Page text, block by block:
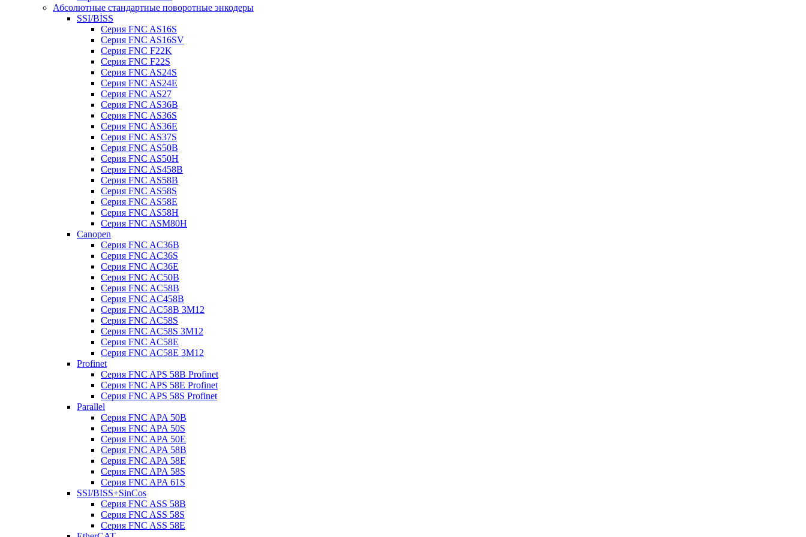
Абсолютные стандартные поворотные энкодеры
SSI/BİSS
Серия FNC AS16S
Серия FNC AS16SV
Серия FNC F22K
Серия FNC F22S
Серия FNC AS24S
Серия FNC AS24E
Серия FNC AS27
Серия FNC AS36B
Серия FNC AS36S
Серия FNC AS36E
Серия FNC AS37S
Серия FNC AS50B
Серия FNC AS50H
Серия FNC AS458B
Серия FNC AS58B
Серия FNC AS58S
Серия FNC AS58E
Серия FNC AS58H
Серия FNC ASM80H
Canopen
Серия FNC AC36B
Серия FNC AC36S
Серия FNC AC36E
Серия FNC AC50B
Серия FNC AC58B
Серия FNC AC458B
Серия FNC AC58B 3M12
Серия FNC AC58S
Серия FNC AC58S 3M12
Серия FNC AC58E
Серия FNC AC58E 3M12
Profinet
Серия FNC APS 58B Profinet
Серия FNC APS 58E Profinet
Серия FNC APS 58S Profinet
Parallel
Серия FNC APA 50B
Серия FNC APA 50S
Серия FNC APA 50E
Серия FNC APA 58B
Серия FNC APA 58E
Серия FNC APA 58S
Серия FNC APA 61S
SSI/BISS+SinCos
Серия FNC ASS 58B
Серия FNC ASS 58S
Серия FNC ASS 58E